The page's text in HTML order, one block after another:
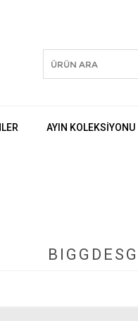
AYIN KOLEKSİYONU